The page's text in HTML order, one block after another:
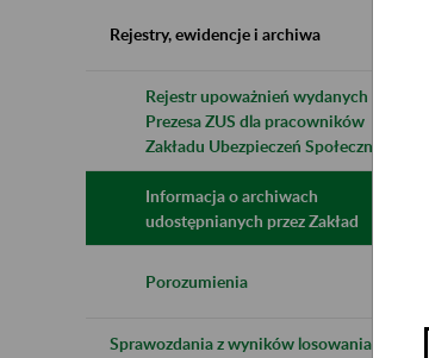
Rejestry, ewidencje i archiwa
Rejestr upoważnień wydanych przez
Prezesa ZUS dla pracowników
Zakładu Ubezpieczeń Społecznych
Informacja o archiwach
udostępnianych przez Zakład
Porozumienia
Sprawozdania z wyników losowania do